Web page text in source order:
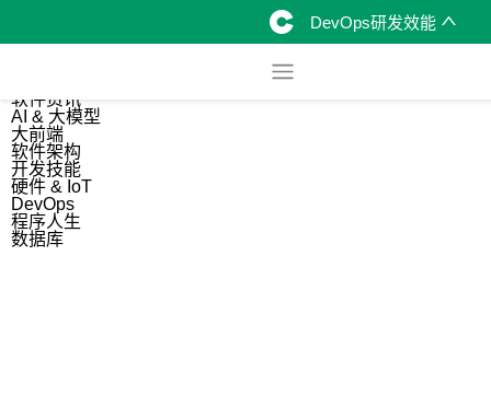
DevOps研发效能
软件资讯
AI & 大模型
大前端
软件架构
开发技能
硬件 & IoT
DevOps
程序人生
数据库